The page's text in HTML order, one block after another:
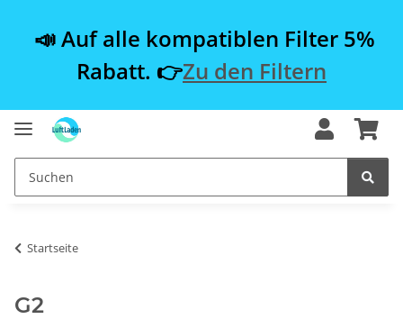
📣 Auf alle kompatiblen Filter 5%
Rabatt. 👉Zu den Filtern
Startseite
G2